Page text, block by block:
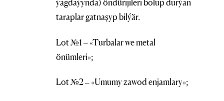
ýagdaýynda) öndürijileri bolup durýan
taraplar gatnaşyp bilýär.
Lot №1 – «Turbalar we metal
önümleri»;
Lot №2 – «Umumy zawod enjamlary»;